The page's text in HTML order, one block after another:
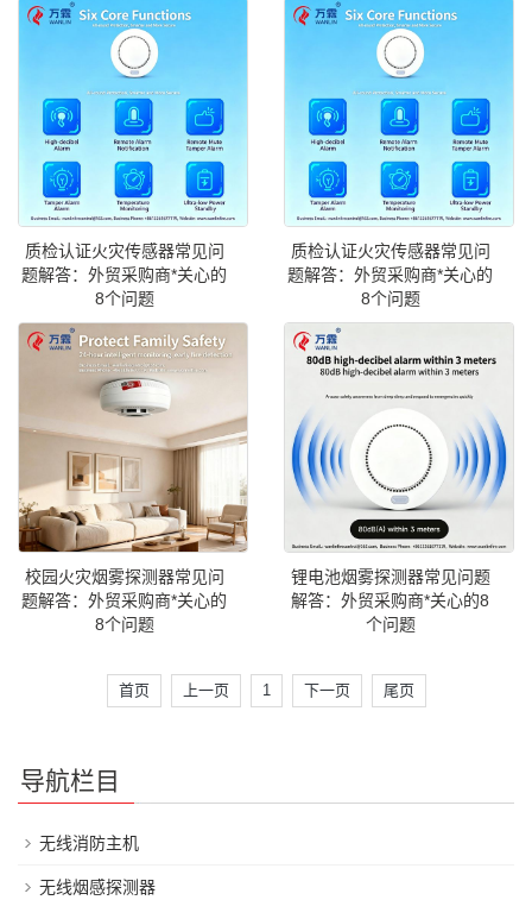
质检认证火灾传感器常见问
题解答：外贸采购商*关心的
8个问题
质检认证火灾传感器常见问
题解答：外贸采购商*关心的
8个问题
校园火灾烟雾探测器常见问
题解答：外贸采购商*关心的
8个问题
锂电池烟雾探测器常见问题
解答：外贸采购商*关心的8
个问题
首页 上一页 1 下一页 尾页
导航栏目
无线消防主机
无线烟感探测器